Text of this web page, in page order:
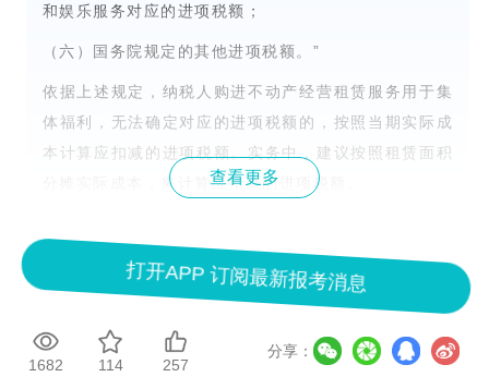
和娱乐服务对应的进项税额；
（六）国务院规定的其他进项税额。”
依据上述规定，纳税人购进不动产经营租赁服务用于集
体福利，无法确定对应的进项税额的，按照当期实际成
本计算应扣减的进项税额。实务中，建议按照租赁面积
分摊实际成本，来计算应扣减的进项税额。
成为会员可享受以下服务
1.答疑全天候 2.团队人员成长基金
3.会员
资料
4.会员期刊
查看更多
打开APP 订阅最新报考消息
1682 114 257
分享：